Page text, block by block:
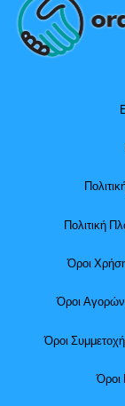
Πολιτική
Όροι
Όροι
Όροι
Όροι